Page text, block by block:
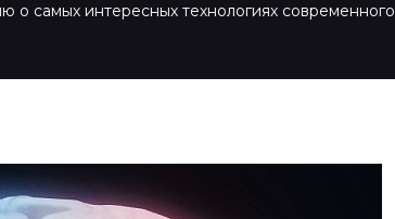
о самых интересных технологиях современного